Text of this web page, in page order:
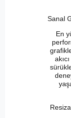
Sanal
En